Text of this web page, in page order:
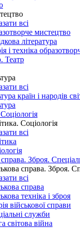
всі
мистецтво
література
і техніка
Театр
всі
країн і народів
Соціологія
всі
Зброя.
справа. Зброя.
всі
справа
техніка і зброя
військової справи
служби
світова війна